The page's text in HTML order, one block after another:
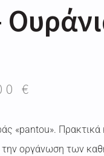
€
«pantou». Πρακτικά
την οργάνωση των